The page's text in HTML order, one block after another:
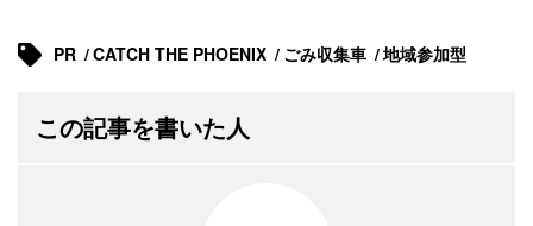
PR CATCH THE PHOENIX ごみ収集車 地域参加型
この記事を書いた人